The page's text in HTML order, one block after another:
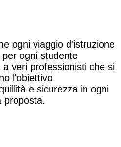
ogni viaggio d'istruzione
ogni studente
veri professionisti che si
l'obiettivo
e sicurezza in ogni
proposta.